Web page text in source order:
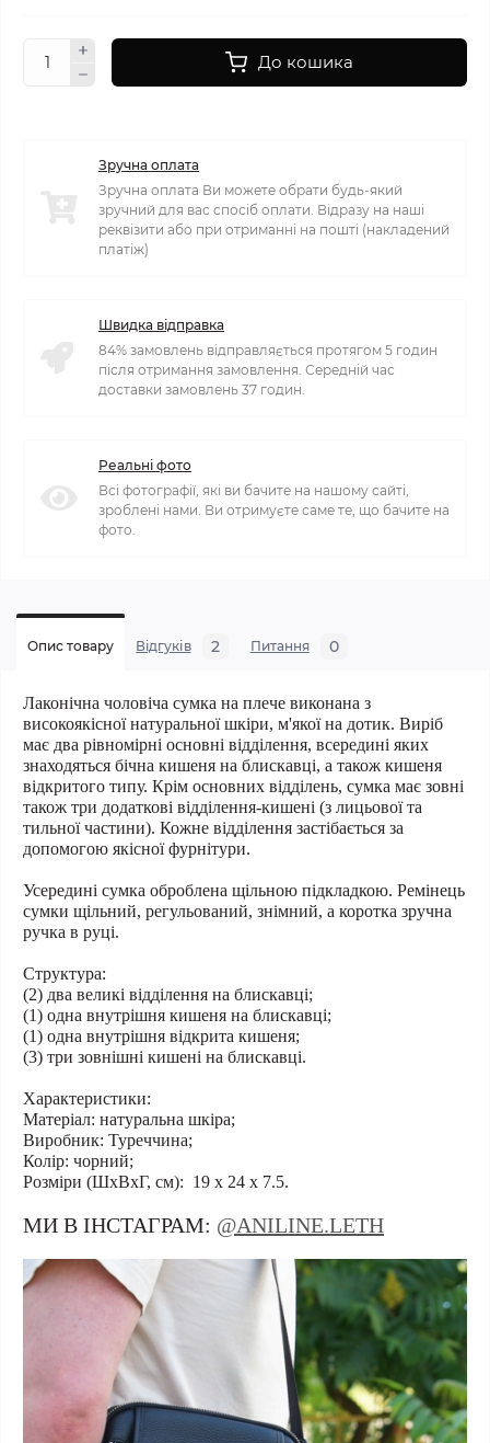
До кошика
Зручна оплата
Зручна оплата Ви можете обрати будь-який
зручний для вас спосіб оплати. Відразу на наші
реквізити або при отриманні на пошті (накладений
платіж)
Швидка відправка
84% замовлень відправляється протягом 5 годин
після отримання замовлення. Середній час
доставки замовлень 37 годин.
Реальні фото
Всі фотографії, які ви бачите на нашому сайті,
зроблені нами. Ви отримуєте саме те, що бачите на
фото.
Опис товару Відгуків 2 Питання 0
Лаконічна чоловіча сумка на плече виконана з
високоякісної натуральної шкіри, м'якої на дотик. Виріб
має два рівномірні основні відділення, всередині яких
знаходяться бічна кишеня на блискавці, а також кишеня
відкритого типу. Крім основних відділень, сумка має зовні
також три додаткові відділення-кишені (з лицьової та
тильної частини). Кожне відділення застібається за
допомогою якісної фурнітури.
Усередині сумка оброблена щільною підкладкою. Ремінець
сумки щільний, регульований, знімний, а коротка зручна
ручка в руці.
Структура:
(2) два великі відділення на блискавці;
(1) одна внутрішня кишеня на блискавці;
(1) одна внутрішня відкрита кишеня;
(3) три зовнішні кишені на блискавці.
Характеристики:
Матеріал: натуральна шкіра;
Виробник: Туреччина;
Колір: чорний;
Розміри (ШхВхГ, см): 19 х 24 х 7.5.
МИ В ІНСТАГРАМ: @ANILINE.LETH